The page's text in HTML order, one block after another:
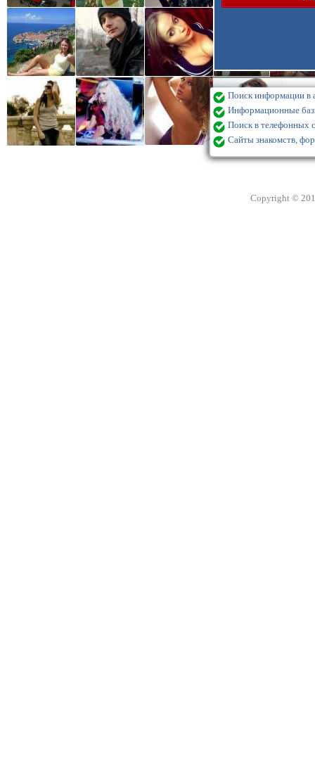
Поиск информации в
Информационные
Поиск в телефонных
Сайты знакомств,
Copyright ©